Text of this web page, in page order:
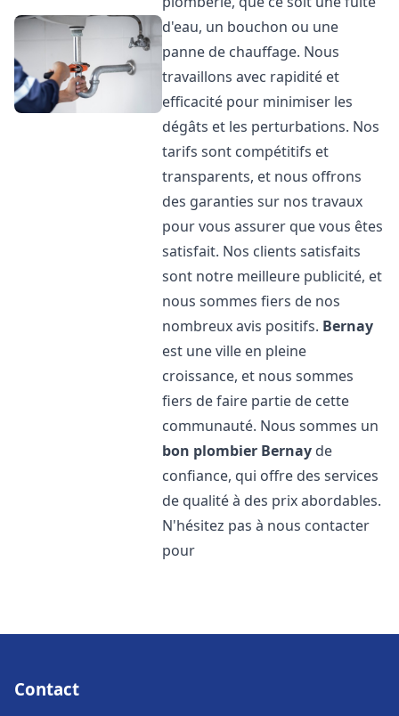
d'eau, un bouchon ou une
panne de chauffage. Nous
travaillons avec rapidité et
efficacité pour minimiser les
dégâts et les perturbations. Nos
tarifs sont compétitifs et
transparents, et nous offrons
des garanties sur nos travaux
pour vous assurer que vous êtes
satisfait. Nos clients satisfaits
sont notre meilleure publicité, et
nous sommes fiers de nos
nombreux avis positifs. Bernay
est une ville en pleine
croissance, et nous sommes
fiers de faire partie de cette
communauté. Nous sommes un
bon plombier Bernay de
confiance, qui offre des services
de qualité à des prix abordables.
N'hésitez pas à nous contacter
pour
Contact